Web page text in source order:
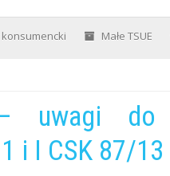
Małe TSUE
– uwagi do
i I CSK 87/13